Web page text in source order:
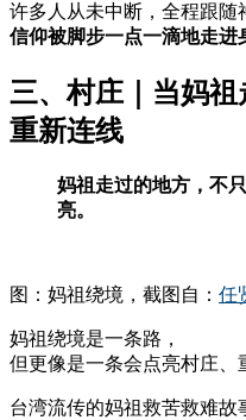
许多人从未中断，全程跟随
信仰被脚步一点一滴地走进
三、村庄｜当妈
重新连线
妈祖走过的地方，不
亮。
图：妈祖绕境，截图自： 任
妈祖绕境是一条路，
但更像是一条会点亮村庄、
台湾流传的妈祖救苦救难故